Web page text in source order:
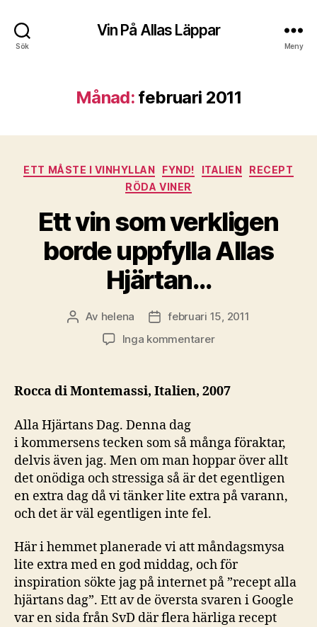
Sök
Vin På Allas Läppar
Meny
Månad: februari 2011
Kategorier
ETT MÅSTE I VINHYLLAN FYND! ITALIEN
RECEPT
RÖDA VINER
Ett vin som verkligen
borde uppfylla Allas
Hjärtan…
Inläggsförfattare
Av helena Inläggsdatum
februari 15, 2011
Inga kommentarertill
som
Allas
Hjärtan…
Rocca di Montemassi, Italien, 2007
Alla Hjärtans Dag. Denna dag
i kommersens tecken som så många föraktar,
delvis även jag. Men om man hoppar över allt
det onödiga och stressiga så är det egentligen
en extra dag då vi tänker lite extra på varann,
och det är väl egentligen inte fel.
Här i hemmet planerade vi att måndagsmysa
lite extra med en god middag, och för
inspiration sökte jag på internet på ”recept alla
hjärtans dag”. Ett av de översta svaren i Google
var en sida från SvD där flera härliga recept